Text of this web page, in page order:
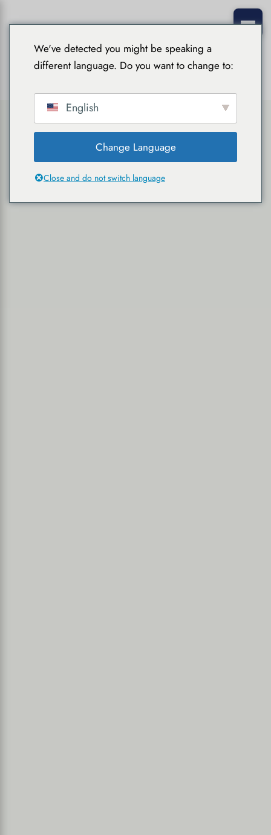
We've detected you might be speaking a
different language. Do you want to change to:
English
Change Language
Close and do not switch language